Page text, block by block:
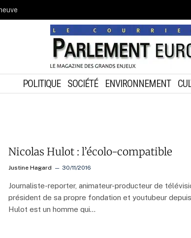
POLITIQUE SOCIÉTÉ ENVIRONNEMENT
Nicolas Hulot : l’écolo-compatible
Justine Hagard 30/11/2016
Journaliste-reporter, animateur-producteur de
président de sa propre fondation et youtubeur
Hulot est un homme qui…